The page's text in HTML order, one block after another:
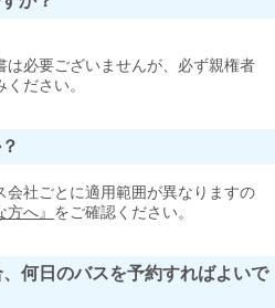
は必要ございませんが、必ず親権者
ださい。
会社ごとに適用範囲が異なりますの
へ』 をご確認ください。
何日のバスを予約すればよいで